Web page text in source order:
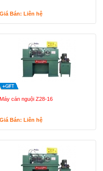
Giá Bán: Liên hệ
Máy cán nguội Z28-16
Giá Bán: Liên hệ